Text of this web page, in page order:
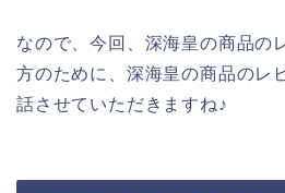
なので、今回、深海皇の商品の
方のために、深海皇の商品のレ
話させていただきますね♪